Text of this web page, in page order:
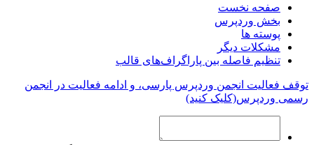
صفحه نخست
بخش وردپرس
پوسته ها
مشکلات دیگر
تنظیم فاصله بین پاراگراف‌های قالب
توقف فعالیت انجمن وردپرس پارسی، و ادامه فعالیت در انجمن
رسمی وردپرس(کلیک کنید)